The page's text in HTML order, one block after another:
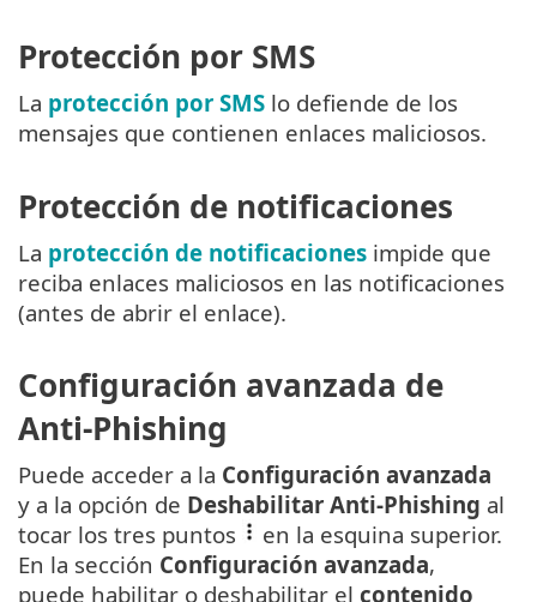
Protección por SMS
La protección por SMS lo defiende de los
mensajes que contienen enlaces maliciosos.
Protección de notificaciones
La protección de notificaciones impide que
reciba enlaces maliciosos en las notificaciones
(antes de abrir el enlace).
Configuración avanzada de
Anti-Phishing
Puede acceder a la Configuración avanzada
y a la opción de Deshabilitar Anti-Phishing al
tocar los tres puntos
en la esquina superior.
En la sección Configuración avanzada,
puede habilitar o deshabilitar el contenido